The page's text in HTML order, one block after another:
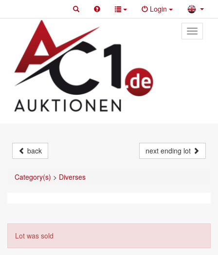
Login
Toggle
primary
back next ending lot
Category(s) > Diverses
Lot was sold